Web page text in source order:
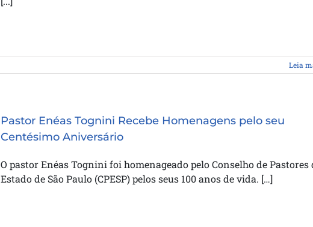
Leia
Pastor Enéas Tognini Recebe Homenagens pelo seu
Centésimo Aniversário
O pastor Enéas Tognini foi homenageado pelo Conselho de Pastores
Estado de São Paulo (CPESP) pelos seus 100 anos de vida. […]